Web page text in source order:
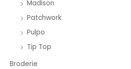
Madison
Patchwork
Pulpo
Tip Top
Broderie